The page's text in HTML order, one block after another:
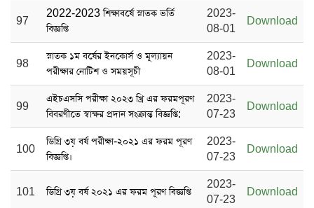
97
2022-2023 শিক্ষাবর্ষে স্নাতক ভর্তি
বিজ্ঞপ্তি
2023-
08-01
Download
98
স্নাতক ১ম বর্ষের ‍ইনকোর্স ও মূল্যায়ন
পরীক্ষার নোটিশ ও সময়সূচী
2023-
08-01
Download
99
এইচএসসি পরীক্ষা ২০২৩ খ্রি এর ফরমপূরণ
বিবরণীতে স্বাক্ষর প্রদান সংক্রান্ত বিজ্ঞপ্তি:
2023-
07-23
Download
100
ডিগ্রি ৩য় বর্ষ পরীক্ষা-২০২১ এর ফরম পূরণ
বিজ্ঞপ্তি।
2023-
07-23
Download
101 ডিগ্রি ৩য় বর্ষ ২০২১ এর ফরম পূরণ বিজ্ঞপ্তি
2023-
07-23
Download